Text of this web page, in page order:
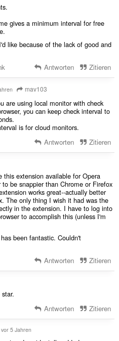
gives a minimum interval for free
like because of the lack of good and
Antworten Zitieren
mav103
are using local monitor with check
you can keep check interval to
is for cloud monitors.
Antworten Zitieren
this extension available for Opera
be snappier than Chrome or Firefox
works great--actually better
The only thing I wish it had was the
in the extension. I have to log into
to accomplish this (unless I'm
been fantastic. Couldn't
Antworten Zitieren
Antworten Zitieren
vor 5 Jahren